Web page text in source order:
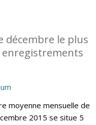
décembre le plus
enregistrements
moyenne mensuelle de
2015 se situe 5